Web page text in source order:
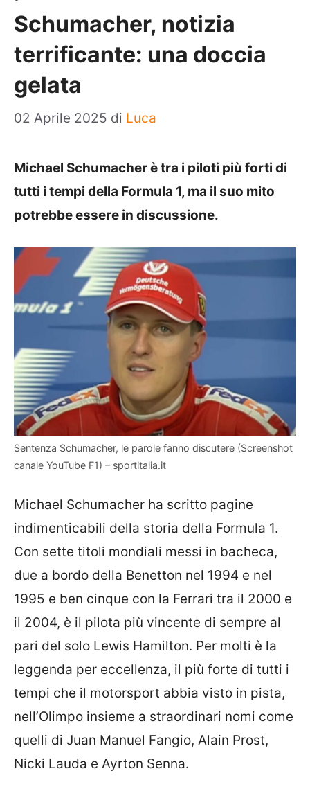
Schumacher, notizia
terrificante: una doccia
gelata
02 Aprile 2025 di Luca
Michael Schumacher è tra i piloti più forti di
tutti i tempi della Formula 1, ma il suo mito
potrebbe essere in discussione.
Sentenza Schumacher, le parole fanno discutere (Screenshot
canale YouTube F1) – sportitalia.it
Michael Schumacher ha scritto pagine
indimenticabili della storia della Formula 1.
Con sette titoli mondiali messi in bacheca,
due a bordo della Benetton nel 1994 e nel
1995 e ben cinque con la Ferrari tra il 2000 e
il 2004, è il pilota più vincente di sempre al
pari del solo Lewis Hamilton. Per molti è la
leggenda per eccellenza, il più forte di tutti i
tempi che il motorsport abbia visto in pista,
nell’Olimpo insieme a straordinari nomi come
quelli di Juan Manuel Fangio, Alain Prost,
Nicki Lauda e Ayrton Senna.